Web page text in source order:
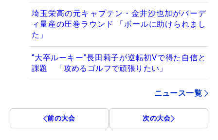
埼玉栄高の元キャプテン・金井沙也加がバーデ
ィ量産の圧巻ラウンド 「ボールに助けられまし
た」
“大卒ルーキー”長田莉子が逆転初Vで得た自信と
課題 「攻めるゴルフで頑張りたい」
ニュース一覧
前の大会 次の大会